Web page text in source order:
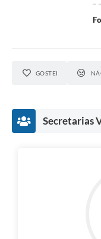
GOSTEI
Secretarias